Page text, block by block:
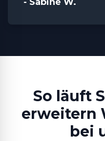
So läuft
erweitern
bei